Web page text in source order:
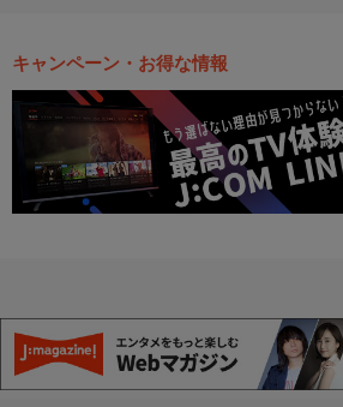
キャンペーン・お得な情報